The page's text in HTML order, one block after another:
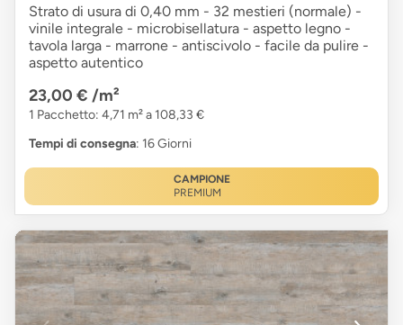
Strato di usura di 0,40 mm - 32 mestieri (normale) -
vinile integrale - microbisellatura - aspetto legno -
tavola larga - marrone - antiscivolo - facile da pulire -
aspetto autentico
23,00 € /m²
1 Pacchetto: 4,71 m² a 108,33 €
Tempi di consegna: 16 Giorni
CAMPIONE
PREMIUM